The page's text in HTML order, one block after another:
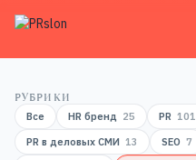
РУБРИКИ
Все
HR бренд 25 PR 101
PR в деловых СМИ 13 SEO 7